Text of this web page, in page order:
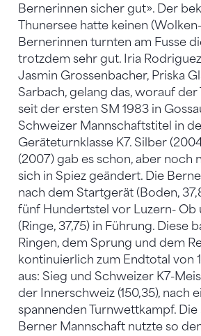
Bernerinnen sicher gut». Der
Thunersee hatte keinen
Bernerinnen turnten am Fusse
trotzdem sehr gut. Iria
Jasmin Grossenbacher, Priska
Sarbach, gelang das, worauf der
seit der ersten SM 1983 in
Schweizer Mannschaftstitel in
Geräteturnklasse K7. Silber
(2007) gab es schon, aber noch
sich in Spiez geändert. Die
nach dem Startgerät (Boden,
fünf Hundertstel vor Luzern- Ob
(Ringe, 37,75) in Führung. Diese
Ringen, dem Sprung und dem
kontinuierlich zum Endtotal von
aus: Sieg und Schweizer K7-
der Innerschweiz (150,35), nach
spannenden Turnwettkampf.
Berner Mannschaft nutzte so